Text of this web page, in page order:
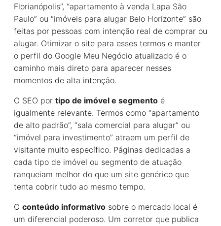
Florianópolis”, “apartamento à venda Lapa São
Paulo” ou “imóveis para alugar Belo Horizonte” são
feitas por pessoas com intenção real de comprar ou
alugar. Otimizar o site para esses termos e manter
o perfil do Google Meu Negócio atualizado é o
caminho mais direto para aparecer nesses
momentos de alta intenção.
O SEO por tipo de imóvel e segmento é
igualmente relevante. Termos como “apartamento
de alto padrão”, “sala comercial para alugar” ou
“imóvel para investimento” atraem um perfil de
visitante muito específico. Páginas dedicadas a
cada tipo de imóvel ou segmento de atuação
ranqueiam melhor do que um site genérico que
tenta cobrir tudo ao mesmo tempo.
O conteúdo informativo sobre o mercado local é
um diferencial poderoso. Um corretor que publica